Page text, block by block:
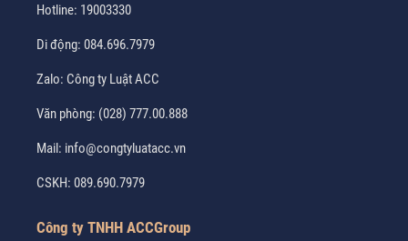
Hotline: 19003330
Di động: 084.696.7979
Zalo: Công ty Luật ACC
Văn phòng: (028) 777.00.888
Mail: info@congtyluatacc.vn
CSKH: 089.690.7979
Công ty TNHH ACCGroup